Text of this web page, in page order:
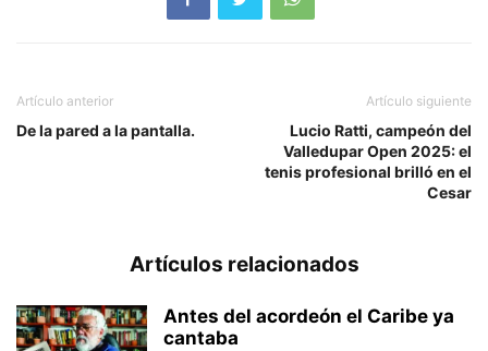
Artículo anterior
De la pared a la pantalla.
Artículo siguiente
Lucio Ratti, campeón del
Valledupar Open 2025: el
tenis profesional brilló en el
Cesar
Artículos relacionados
Antes del acordeón el Caribe ya
cantaba